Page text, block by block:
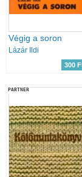
Végig a soron
Lázár Ildi
300
PARTNER